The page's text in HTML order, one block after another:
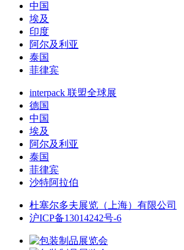
中国
埃及
印度
阿尔及利亚
泰国
菲律宾
interpack 联盟全球展
德国
中国
埃及
阿尔及利亚
泰国
菲律宾
沙特阿拉伯
杜塞尔多夫展览（上海）有限公司
沪ICP备13014242号-6